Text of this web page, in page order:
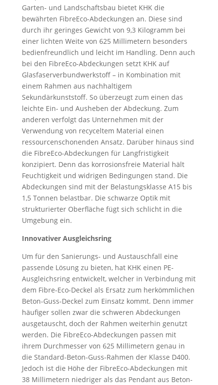
Garten- und Landschaftsbau bietet KHK die
bewährten FibreEco-Abdeckungen an. Diese sind
durch ihr geringes Gewicht von 9,3 Kilogramm bei
einer lichten Weite von 625 Millimetern besonders
bedienfreundlich und leicht im Handling. Denn auch
bei den FibreEco-Abdeckungen setzt KHK auf
Glasfaserverbundwerkstoff – in Kombination mit
einem Rahmen aus nachhaltigem
Sekundärkunststoff. So überzeugt zum einen das
leichte Ein- und Ausheben der Abdeckung. Zum
anderen verfolgt das Unternehmen mit der
Verwendung von recyceltem Material einen
ressourcenschonenden Ansatz. Darüber hinaus sind
die FibreEco-Abdeckungen für Langfristigkeit
konzipiert. Denn das korrosionsfreie Material hält
Feuchtigkeit und widrigen Bedingungen stand. Die
Abdeckungen sind mit der Belastungsklasse A15 bis
1,5 Tonnen belastbar. Die schwarze Optik mit
strukturierter Oberfläche fügt sich schlicht in die
Umgebung ein.
Innovativer Ausgleichsring
Um für den Sanierungs- und Austauschfall eine
passende Lösung zu bieten, hat KHK einen PE-
Ausgleichsring entwickelt, welcher in Verbindung mit
dem Fibre-Eco-Deckel als Ersatz zum herkömmlichen
Beton-Guss-Deckel zum Einsatz kommt. Denn immer
häufiger sollen zwar die schweren Abdeckungen
ausgetauscht, doch der Rahmen weiterhin genutzt
werden. Die FibreEco-Abdeckungen passen mit
ihrem Durchmesser von 625 Millimetern genau in
die Standard-Beton-Guss-Rahmen der Klasse D400.
Jedoch ist die Höhe der FibreEco-Abdeckungen mit
38 Millimetern niedriger als das Pendant aus Beton-